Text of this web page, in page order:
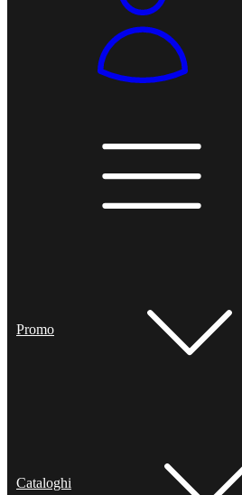
Promo
Cataloghi